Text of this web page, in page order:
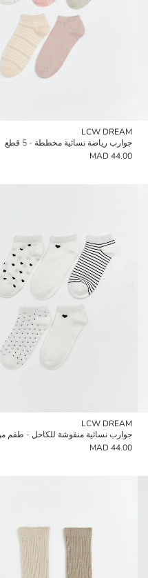
LCW DREAM
جوارب رياضة نسائية مخططة - 5 قطع
44.00 MAD
LCW DREAM
جوارب نسائية منقوشة للكاحل - طقم
44.00 MAD